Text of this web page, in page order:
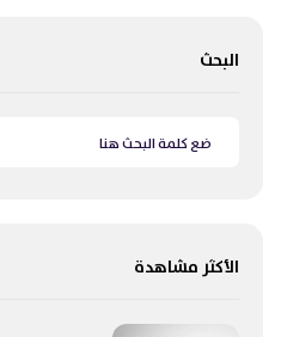
البحث
الأكثر مشاهدة